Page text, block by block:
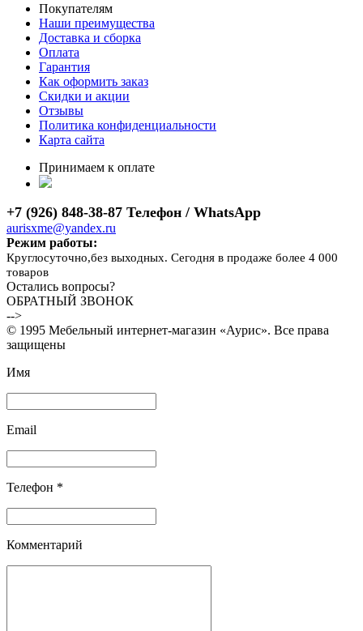
Покупателям
Наши преимущества
Доставка и сборка
Оплата
Гарантия
Как оформить заказ
Скидки и акции
Отзывы
Политика конфиденциальности
Карта сайта
Принимаем к оплате
+7 (926) 848-38-87 Телефон / WhatsApp
aurisxme@yandex.ru
Режим работы:
Круглосуточно,без выходных. Сегодня в продаже более 4 000
товаров
Остались вопросы?
ОБРАТНЫЙ ЗВОНОК
-->
© 1995 Мебельный интернет-магазин «Аурис». Все права
защищены
Имя
Email
Телефон *
Комментарий